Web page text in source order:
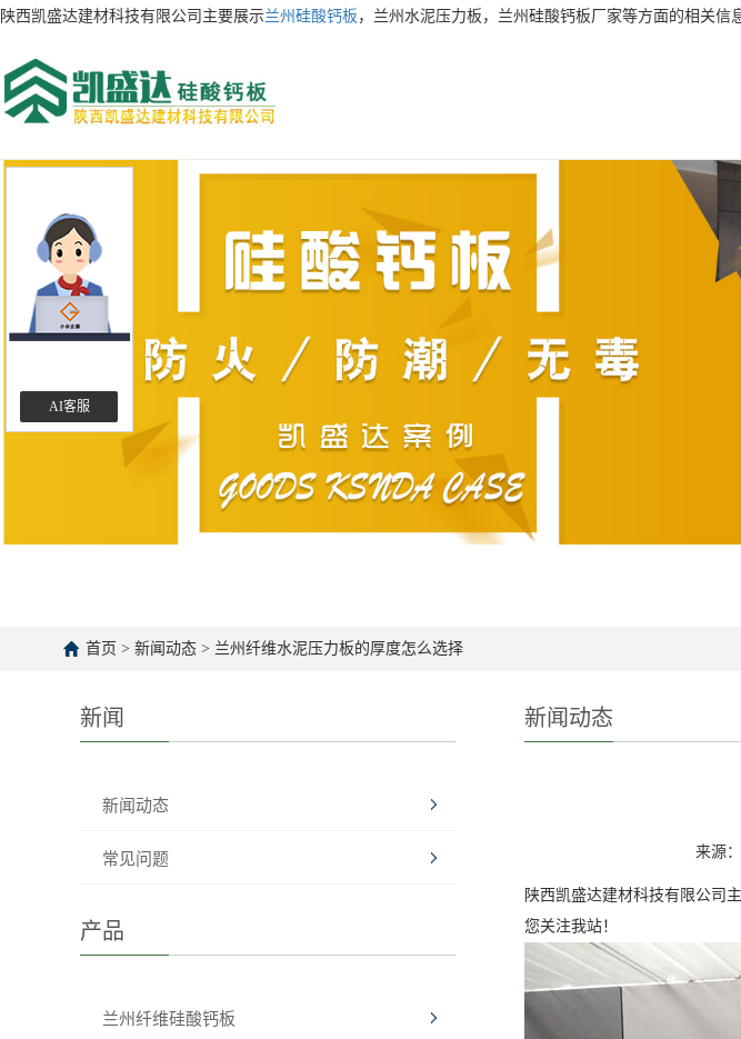
陕西凯盛达建材科技有限公司主要展示兰州硅酸钙板 ，兰州水泥压力板，兰州硅酸钙板厂家等方面的相关信
首页 > 新闻动态 > 兰州纤维水泥压力板的厚度怎么选择
新闻
新闻动态
常见问题
产品
兰州纤维硅酸钙板
新闻动态
来源
陕西凯盛达建材科技有限公司
您关注我站！
AI客服